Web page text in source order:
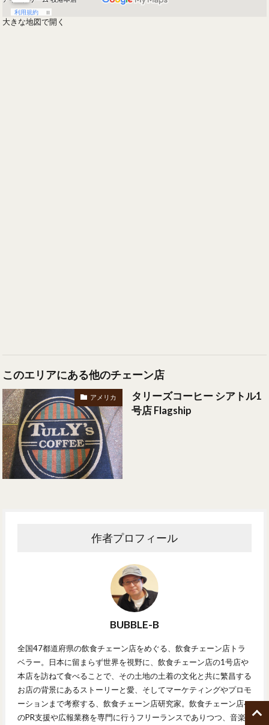
大きな地図で開く
このエリアにある他のチェーン店
アメリカ
タリーズコーヒー シアトル1
号店 Flagship
作者プロフィール
BUBBLE-B
全国47都道府県の飲食チェーン店をめぐる、飲食チェーン店トラ
ベラー。日本に留まらず世界を視野に、飲食チェーン店の1号店や
本店を訪ねて食べることで、その土地の土着の文化と共に繁昌する
お店の背景にあるストーリーと愛、そしてマーケティングやプロモ
ーションまで考察する、飲食チェーン店研究家。飲食チェーン店へ
のPR支援や広報業務を専門に行うフリーランスでありつつ、音楽